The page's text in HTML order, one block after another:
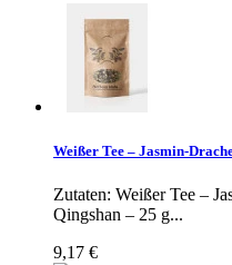
Weißer Tee – Jasmin-
Zutaten: Weißer Tee –
Qingshan – 25 g...
9,17 €